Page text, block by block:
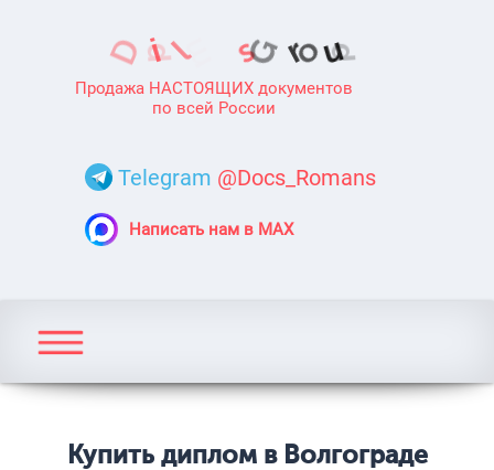
Продажа НАСТОЯЩИХ документов
по всей России
Telegram @Docs_Romans
Написать нам в MAX
Купить диплом в Волгограде